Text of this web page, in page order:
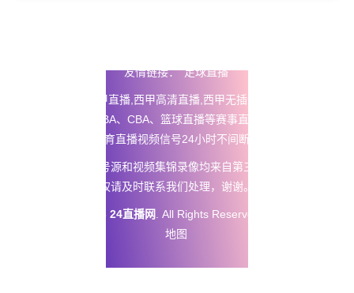
友情链接：足球直播
提供西甲直播,西甲高清直播,西甲无插件免费直播以及五
大联赛直播、NBA、CBA、篮球直播等赛事直播在线观看无插
件，体育直播视频信号24小时不间断更新。
本站所有直播信号源和视频集锦录像均来自第三方平台，如有侵
权请及时联系我们处理，谢谢。
Copyright © 202524直播网. All Rights Reserved 版权所有
地图